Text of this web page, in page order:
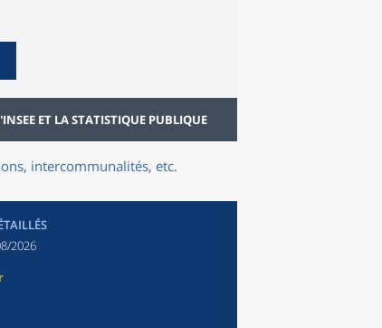
ET LA STATISTIQUE PUBLIQUE
intercommunalités, etc.
2026